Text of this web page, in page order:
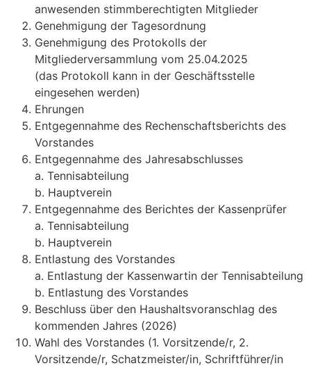
anwesenden stimmberechtigten Mitglieder
Genehmigung der Tagesordnung
Genehmigung des Protokolls der
Mitgliederversammlung vom 25.04.2025
(das Protokoll kann in der Geschäftsstelle
eingesehen werden)
Ehrungen
Entgegennahme des Rechenschaftsberichts des
Vorstandes
Entgegennahme des Jahresabschlusses
a. Tennisabteilung
b. Hauptverein
Entgegennahme des Berichtes der Kassenprüfer
a. Tennisabteilung
b. Hauptverein
Entlastung des Vorstandes
a. Entlastung der Kassenwartin der Tennisabteilung
b. Entlastung des Vorstandes
Beschluss über den Haushaltsvoranschlag des
kommenden Jahres (2026)
Wahl des Vorstandes (1. Vorsitzende/r, 2.
Vorsitzende/r, Schatzmeister/in, Schriftführer/in